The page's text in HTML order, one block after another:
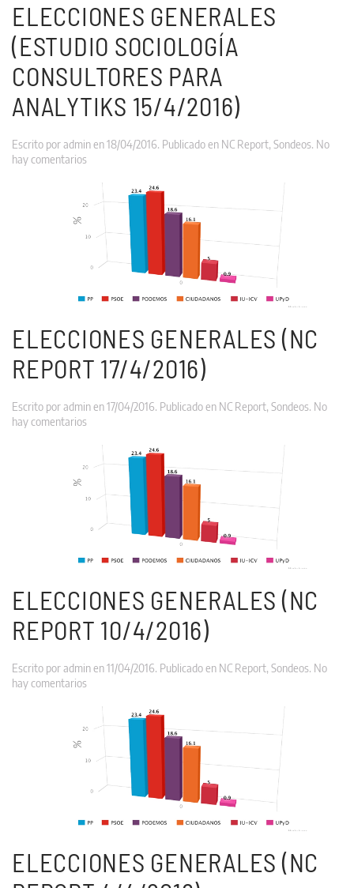
ELECCIONES GENERALES
(ESTUDIO SOCIOLOGÍA
CONSULTORES PARA
ANALYTIKS 15/4/2016)
Escrito poradminen18/04/2016. Publicado en NC Report, Sondeos. No
hay comentariosen
Generales
(Estudio
Sociología
Consultores
Analytiks
ELECCIONES GENERALES (NC
REPORT 17/4/2016)
Escrito poradminen17/04/2016. Publicado en NC Report, Sondeos. No
hay comentariosen
(NC
17/4/2016)
ELECCIONES GENERALES (NC
REPORT 10/4/2016)
Escrito poradminen11/04/2016. Publicado en NC Report, Sondeos. No
hay comentariosen
Generales
(NC
10/4/2016)
ELECCIONES GENERALES (NC